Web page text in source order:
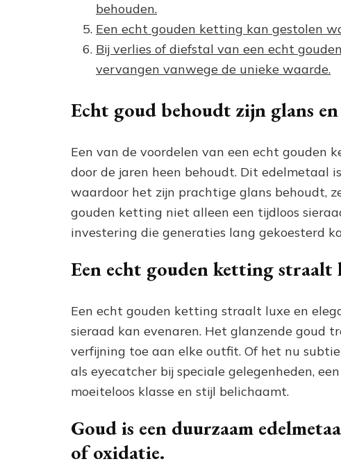
behouden.
Een echt gouden ketting kan gestolen
Bij verlies of diefstal van een echt
vervangen vanwege de unieke waarde.
Echt goud behoudt zijn glans
Een van de voordelen van een echt gouden
door de jaren heen behoudt. Dit edelmetaal
waardoor het zijn prachtige glans behoudt,
gouden ketting niet alleen een tijdloos
investering die generaties lang gekoesterd
Een echt gouden ketting straalt
Een echt gouden ketting straalt luxe en
sieraad kan evenaren. Het glanzende goud
verfijning toe aan elke outfit. Of het nu
als eyecatcher bij speciale gelegenheden,
moeiteloos klasse en stijl belichaamt.
Goud is een duurzaam
of oxidatie.